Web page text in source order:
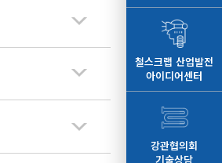
철스크랩 산업발전
아이디어센터
강관협의회
기술상담